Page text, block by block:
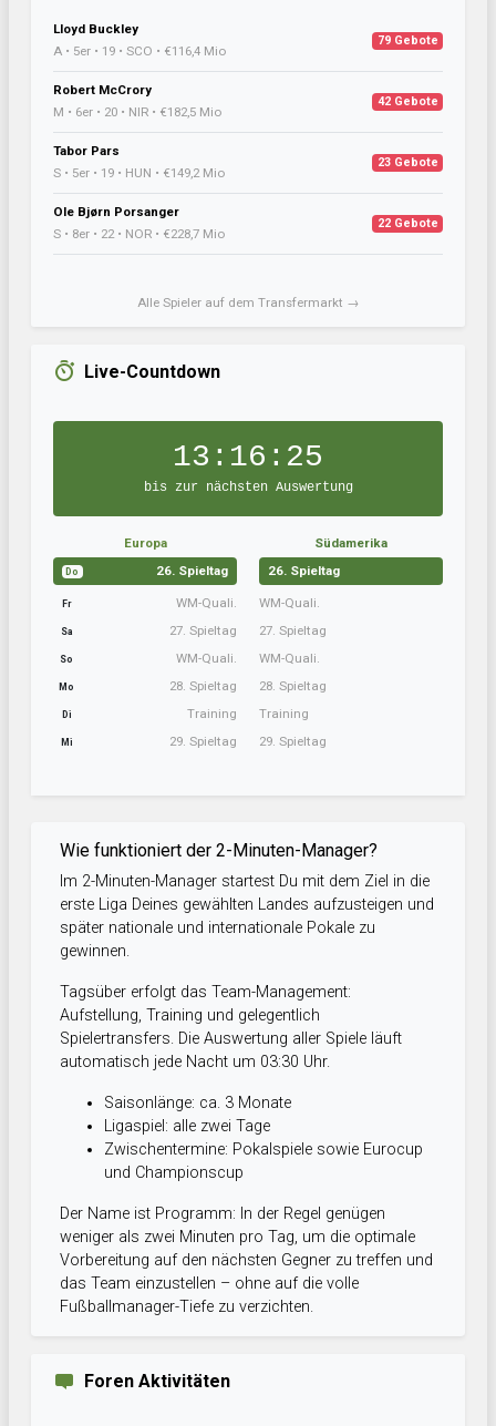
Lloyd Buckley
A • 5er • 19 • SCO • €116,4 Mio
79 Gebote
Robert McCrory
M • 6er • 20 • NIR • €182,5 Mio
42 Gebote
Tabor Pars
S • 5er • 19 • HUN • €149,2 Mio
23 Gebote
Ole Bjørn Porsanger
S • 8er • 22 • NOR • €228,7 Mio
22 Gebote
Alle Spieler auf dem Transfermarkt →
Live-Countdown
13:16:24
bis zur nächsten Auswertung
Europa
Do 26. Spieltag
Fr WM-Quali.
Sa 27. Spieltag
So WM-Quali.
Mo 28. Spieltag
Di Training
Mi 29. Spieltag
Südamerika
26. Spieltag
WM-Quali.
27. Spieltag
WM-Quali.
28. Spieltag
Training
29. Spieltag
Wie funktioniert der 2-Minuten-Manager?
Im 2-Minuten-Manager startest Du mit dem Ziel in die
erste Liga Deines gewählten Landes aufzusteigen und
später nationale und internationale Pokale zu
gewinnen.
Tagsüber erfolgt das Team-Management:
Aufstellung, Training und gelegentlich
Spielertransfers. Die Auswertung aller Spiele läuft
automatisch jede Nacht um 03:30 Uhr.
Saisonlänge: ca. 3 Monate
Ligaspiel: alle zwei Tage
Zwischentermine: Pokalspiele sowie Eurocup
und Championscup
Der Name ist Programm: In der Regel genügen
weniger als zwei Minuten pro Tag, um die optimale
Vorbereitung auf den nächsten Gegner zu treffen und
das Team einzustellen – ohne auf die volle
Fußballmanager-Tiefe zu verzichten.
Foren Aktivitäten